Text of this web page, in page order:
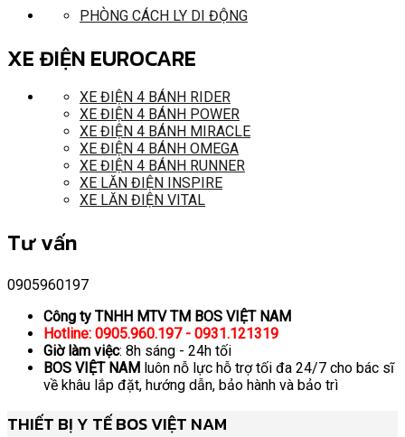
PHÒNG CÁCH LY DI ĐỘNG
XE ĐIỆN EUROCARE
XE ĐIỆN 4 BÁNH RIDER
XE ĐIỆN 4 BÁNH POWER
XE ĐIỆN 4 BÁNH MIRACLE
XE ĐIỆN 4 BÁNH OMEGA
XE ĐIỆN 4 BÁNH RUNNER
XE LĂN ĐIỆN INSPIRE
XE LĂN ĐIỆN VITAL
Tư vấn
0905960197
Công ty TNHH MTV TM BOS VIỆT NAM
Hotline: 0905.960.197 - 0931.121319
Giờ làm việc: 8h sáng - 24h tối
BOS VIỆT NAM luôn nỗ lực hỗ trợ tối đa 24/7 cho bác sĩ
về khâu lắp đặt, hướng dẫn, bảo hành và bảo trì
THIẾT BỊ Y TẾ BOS VIỆT NAM